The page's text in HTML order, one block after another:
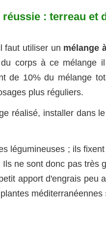
: terreau et
faut utiliser un mélange
corps à ce mélange
de 10% du mélange
plus réguliers.
réalisé, installer dans
légumineuses ; ils
ne sont donc pas très
apport d'engrais peu